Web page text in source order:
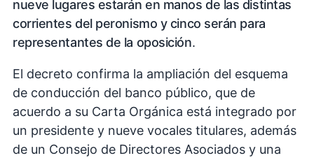
nueve lugares estarán en manos de las distintas
corrientes del peronismo y cinco serán para
representantes de la oposición.
El decreto confirma la ampliación del esquema
de conducción del banco público, que de
acuerdo a su Carta Orgánica está integrado por
un presidente y nueve vocales titulares, además
de un Consejo de Directores Asociados y una